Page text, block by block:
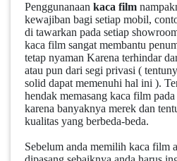
Penggunanaan kaca film
kewajiban bagi setiap mobil,
di tawarkan pada setiap
kaca film sangat membantu
tetap nyaman Karena terhindar
atau pun dari segi privasi (
solid dapat memenuhi hal ini ).
hendak memasang kaca film
karena banyaknya merek dan
kualitas yang berbeda-beda.
Sebelum anda memilih kaca film